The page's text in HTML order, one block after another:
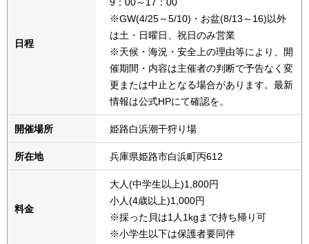
日程
9：00～17：00
※GW(4/25～5/10)・お盆(8/13～16)以外
は土・日曜日、祝日のみ営業
※天候・海況・安全上の理由等により、開
催期間・内容は主催者の判断で予告なく変
更または中止となる場合があります。最新
情報は公式HPにて確認を。
開催場所 姫路白浜潮干狩り場
所在地 兵庫県姫路市白浜町丙612
料金
大人(中学生以上)1,800円
小人(4歳以上)1,000円
※採った貝は1人1kgまで持ち帰り可
※小学生以下は保護者要同伴